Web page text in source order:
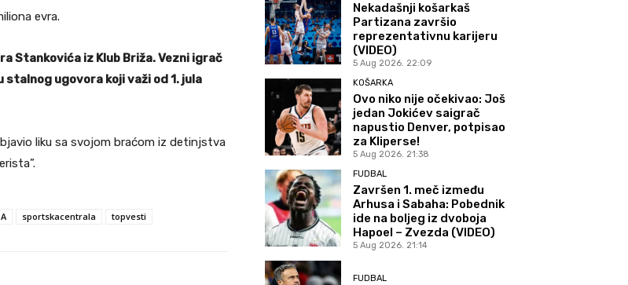
evra.
Stankovića iz Klub Briža. Vezni igrač
ugovora koji važi od 1. jula
liku sa svojom braćom iz detinjstva
sportskacentrala topvesti
Nekadašnji košarkaš
Partizana završio
reprezentativnu karijeru
(VIDEO)
5 Aug 2026. 22:09
KOŠARKA
Ovo niko nije očekivao: Još
jedan Jokićev saigrač
napustio Denver, potpisao
za Kliperse!
5 Aug 2026. 21:38
FUDBAL
Završen 1. meč između
Arhusa i Sabaha: Pobednik
ide na boljeg iz dvoboja
Hapoel – Zvezda (VIDEO)
5 Aug 2026. 21:14
FUDBAL